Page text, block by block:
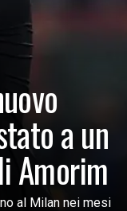
a un
Amorim
al Milan nei mesi